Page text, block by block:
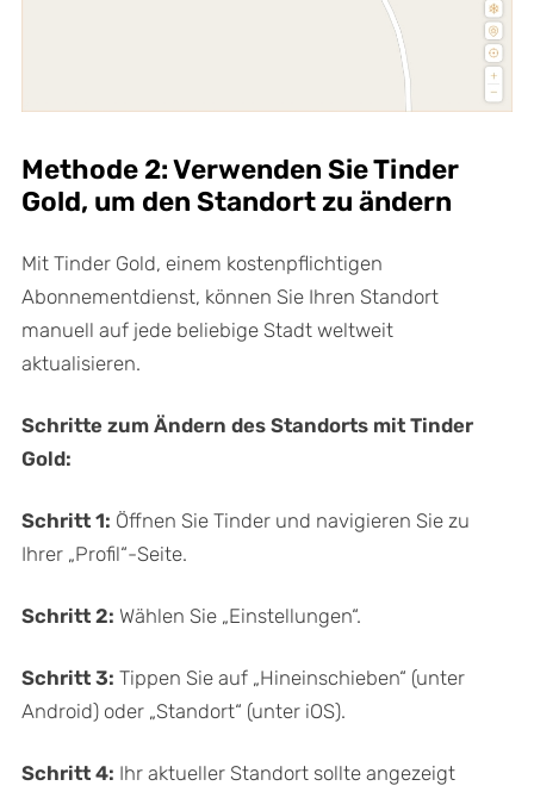
Methode 2: Verwenden Sie Tinder
Gold, um den Standort zu ändern
Mit Tinder Gold, einem kostenpflichtigen
Abonnementdienst, können Sie Ihren Standort
manuell auf jede beliebige Stadt weltweit
aktualisieren.
Schritte zum Ändern des Standorts mit Tinder
Gold:
Schritt 1: Öffnen Sie Tinder und navigieren Sie zu
Ihrer „Profil“-Seite.
Schritt 2: Wählen Sie „Einstellungen“.
Schritt 3: Tippen Sie auf „Hineinschieben“ (unter
Android) oder „Standort“ (unter iOS).
Schritt 4: Ihr aktueller Standort sollte angezeigt